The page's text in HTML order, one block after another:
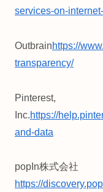
services-on-
Outbrainhttps://
transparency/
Pinterest,
Inc.https://
and-data
popIn株式会社
https://